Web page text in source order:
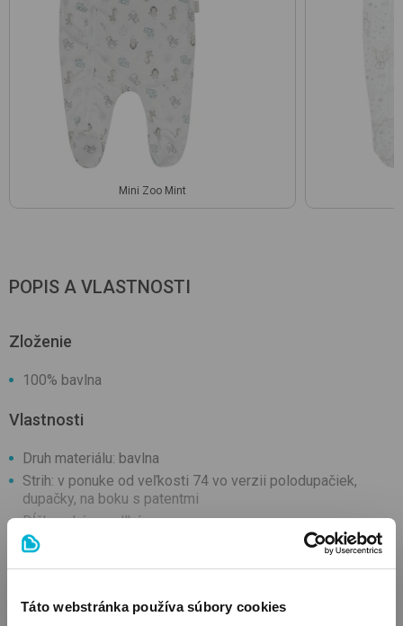
Táto webstránka používa súbory cookies
Mini Zoo Mint
POPIS A VLASTNOSTI
Zloženie
100% bavlna
Vlastnosti
Druh materiálu: bavlna
Strih: v ponuke od veľkosti 74 vo verzii polodupačiek,
dupačky, na boku s patentmi
Dĺžka rukávov: dlhé
Čistenie: je možné prať v práčke
Ozdoba: vzorovaná látka
neobsahuje nikel, a preto nevyvoláva alergické reakcie u